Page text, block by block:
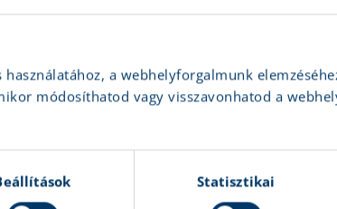
a webhelyforgalmunk
módosíthatod vagy visszavonhatod a
Statisztikai
Meta, BMW
Tovább